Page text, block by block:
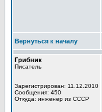
Вернуться к началу
Грибник
Писатель
Зарегистрирован: 11.12.2010
Сообщения: 450
Откуда: инженер из СССР